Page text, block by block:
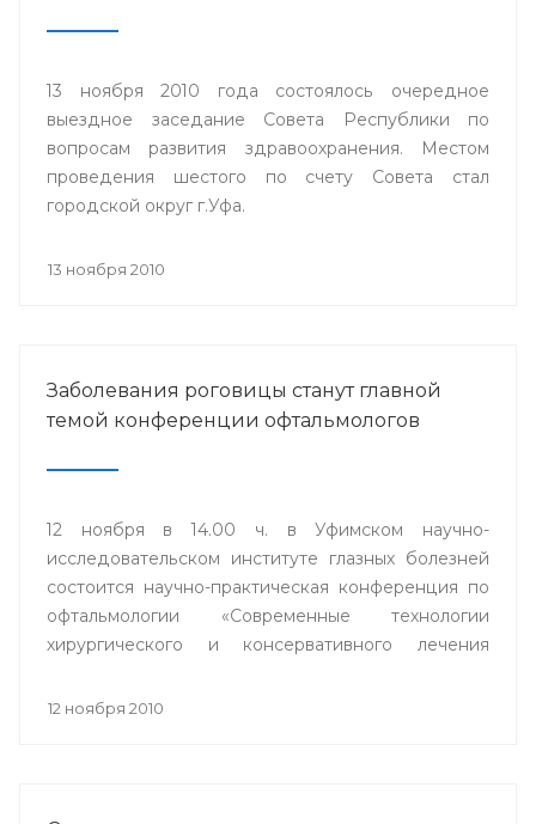
13 ноября 2010 года состоялось очередное
выездное заседание Совета Республики по
вопросам развития здравоохранения. Местом
проведения шестого по счету Совета стал
городской округ г.Уфа.
13 ноября 2010
Заболевания роговицы станут главной
темой конференции офтальмологов
12 ноября в 14.00 ч. в Уфимском научно-
исследовательском институте глазных болезней
состоится научно-практическая конференция по
офтальмологии «Современные технологии
хирургического и консервативного лечения
участием.
12 ноября 2010